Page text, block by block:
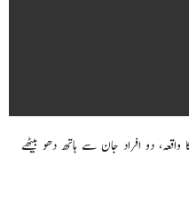
دو افراد جان سے ہاتھ دھو بیٹھے